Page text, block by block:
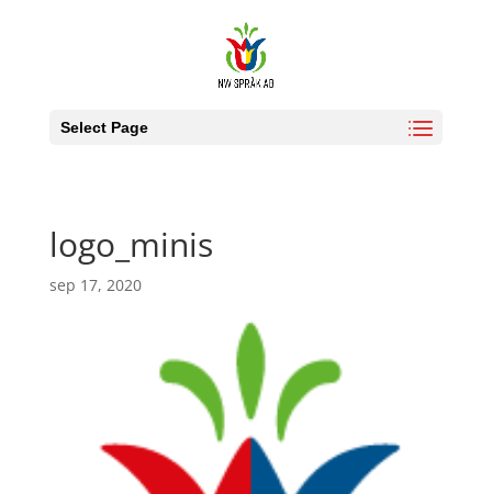
Select Page
logo_minis
sep 17, 2020